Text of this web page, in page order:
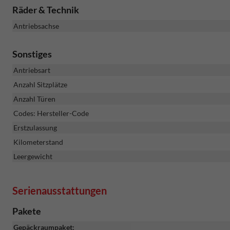
Räder & Technik
Antriebsachse
Sonstiges
Antriebsart
Anzahl Sitzplätze
Anzahl Türen
Codes: Hersteller-Code
Erstzulassung
Kilometerstand
Leergewicht
Serienausstattungen
Pakete
Gepäckraumpaket: